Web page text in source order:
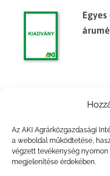
Az AKI Agrárközgazdasági
a weboldal működtetése,
végzett tevékenység
megjelenítése érdekében.